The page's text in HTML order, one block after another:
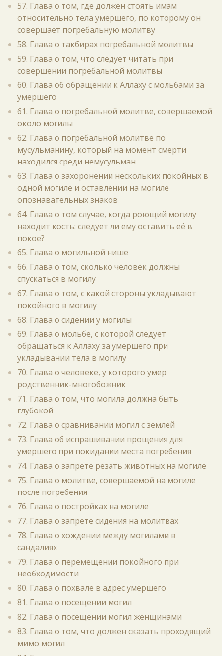
57. Глава о том, где должен стоять имам
относительно тела умершего, по которому он
совершает погребальную молитву
58. Глава о такбирах погребальной молитвы
59. Глава о том, что следует читать при
совершении погребальной молитвы
60. Глава об обращении к Аллаху с мольбами за
умершего
61. Глава о погребальной молитве, совершаемой
около могилы
62. Глава о погребальной молитве по
мусульманину, который на момент смерти
находился среди немусульман
63. Глава о захоронении нескольких покойных в
одной могиле и оставлении на могиле
опознавательных знаков
64. Глава о том случае, когда роющий могилу
находит кость: следует ли ему оставить её в
покое?
65. Глава о могильной нише
66. Глава о том, сколько человек должны
спускаться в могилу
67. Глава о том, с какой стороны укладывают
покойного в могилу
68. Глава о сидении у могилы
69. Глава о мольбе, с которой следует
обращаться к Аллаху за умершего при
укладывании тела в могилу
70. Глава о человеке, у которого умер
родственник-многобожник
71. Глава о том, что могила должна быть
глубокой
72. Глава о сравнивании могил с землёй
73. Глава об испрашивании прощения для
умершего при покидании места погребения
74. Глава о запрете резать животных на могиле
75. Глава о молитве, совершаемой на могиле
после погребения
76. Глава о постройках на могиле
77. Глава о запрете сидения на молитвах
78. Глава о хождении между могилами в
сандалиях
79. Глава о перемещении покойного при
необходимости
80. Глава о похвале в адрес умершего
81. Глава о посещении могил
82. Глава о посещении могил женщинами
83. Глава о том, что должен сказать проходящий
мимо могил